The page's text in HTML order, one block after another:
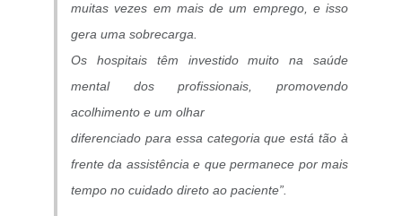
muitas vezes em mais de um emprego, e isso
gera uma sobrecarga.
Os hospitais têm investido muito na saúde
mental dos profissionais, promovendo
acolhimento e um olhar
diferenciado para essa categoria que está tão à
frente da assistência e que permanece por mais
tempo no cuidado direto ao paciente”.